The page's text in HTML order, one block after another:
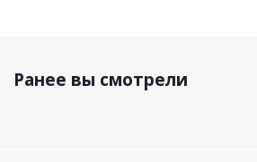
Ранее вы смотрели